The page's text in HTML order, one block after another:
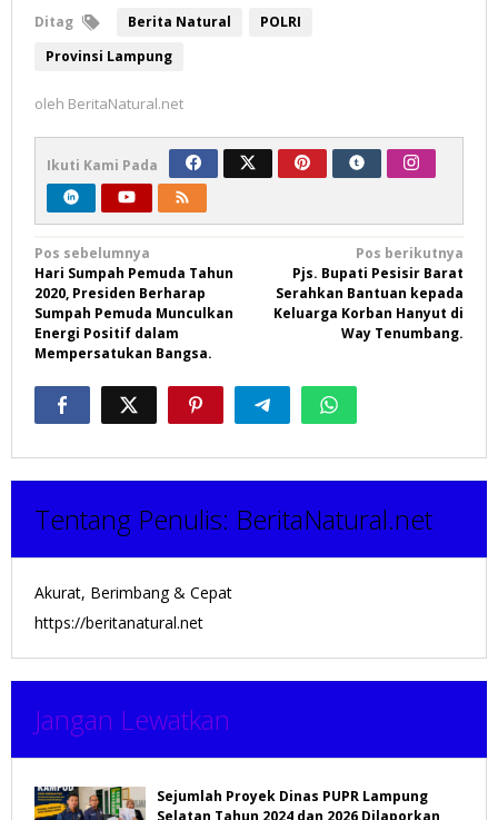
Ditag Berita Natural
POLRI
Provinsi Lampung
oleh BeritaNatural.net
Ikuti Kami Pada
Navigasi
pos
Pos sebelumnya
Hari Sumpah Pemuda Tahun
2020, Presiden Berharap
Sumpah Pemuda Munculkan
Energi Positif dalam
Mempersatukan Bangsa.
Pos berikutnya
Pjs. Bupati Pesisir Barat
Serahkan Bantuan kepada
Keluarga Korban Hanyut di
Way Tenumbang.
Tentang Penulis: BeritaNatural.net
Akurat, Berimbang & Cepat
https://beritanatural.net
Jangan Lewatkan
Sejumlah Proyek Dinas PUPR Lampung
Selatan Tahun 2024 dan 2026 Dilaporkan